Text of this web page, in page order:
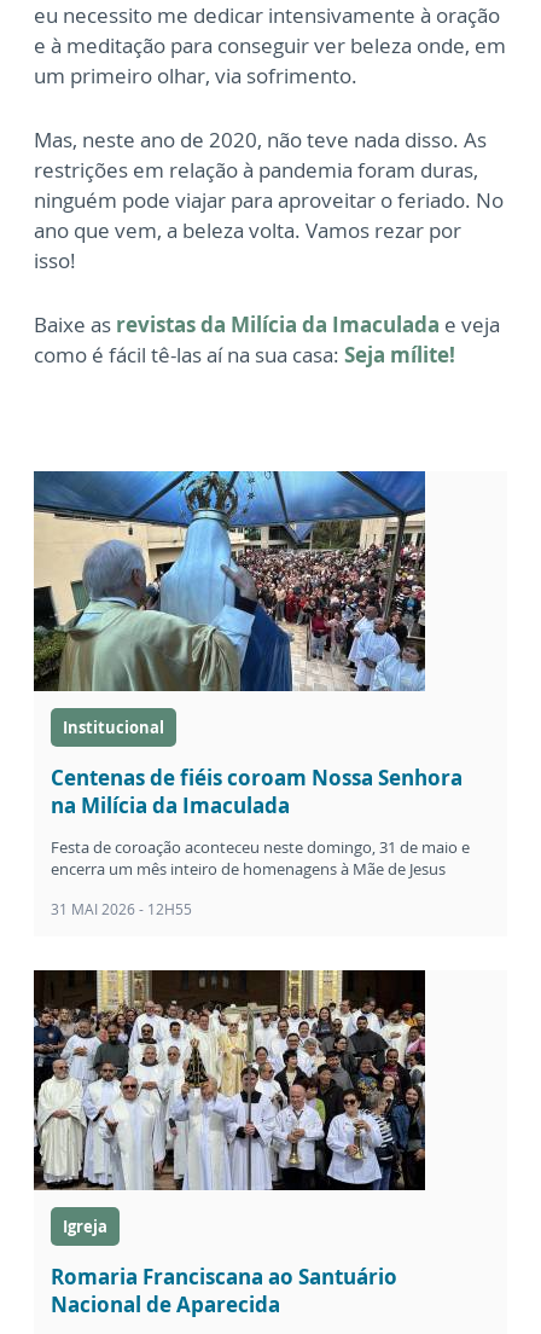
eu necessito me dedicar intensivamente à oração
e à meditação para conseguir ver beleza onde, em
um primeiro olhar, via sofrimento.
Mas, neste ano de 2020, não teve nada disso. As
restrições em relação à pandemia foram duras,
ninguém pode viajar para aproveitar o feriado. No
ano que vem, a beleza volta. Vamos rezar por
isso!
Baixe as revistas da Milícia da Imaculada e veja
como é fácil tê-las aí na sua casa: Seja mílite!
Institucional
Centenas de fiéis coroam Nossa Senhora
na Milícia da Imaculada
Festa de coroação aconteceu neste domingo, 31 de maio e
encerra um mês inteiro de homenagens à Mãe de Jesus
31 MAI 2026 - 12H55
Igreja
Romaria Franciscana ao Santuário
Nacional de Aparecida